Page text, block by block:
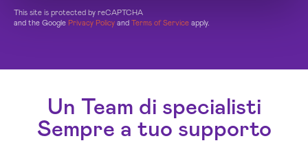
This site is protected by reCAPTCHA
and the Google Privacy Policy and Terms of Service apply.
Un Team di specialisti
Sempre a tuo supporto